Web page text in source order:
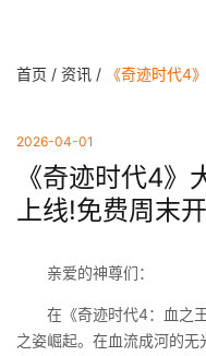
首页 / 资讯 /
2026-04-01
《奇迹时代4》
上线!免费周末
亲爱的神尊们：
在《奇迹时代4：血之王
之姿崛起。在血流成河的